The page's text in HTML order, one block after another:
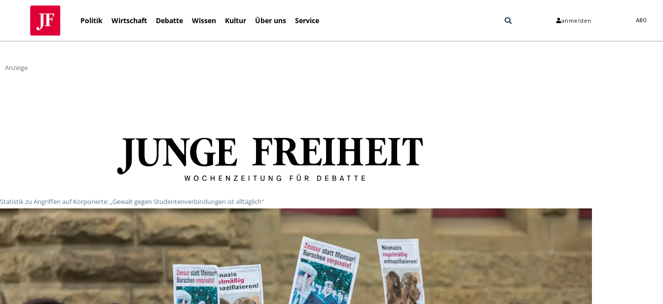
Politik Wirtschaft Debatte Wissen Kultur Über uns Service anmelden ABO
Anzeige
Statistik zu Angriffen auf Korporierte: „Gewalt gegen Studentenverbindungen ist alltäglich“